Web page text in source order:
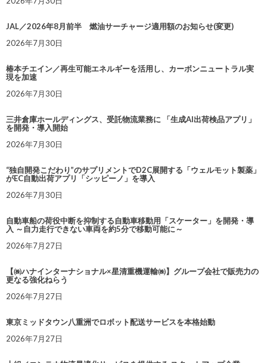
JAL／2026年8月前半 燃油サーチャージ適用額のお知らせ(変更)
2026年7月30日
椿本チエイン／再生可能エネルギーを活用し、カーボンニュートラル実
現を加速
2026年7月30日
三井倉庫ホールディングス、受託物流業務に 「生成AI出荷検品アプリ」
を開発・導入開始
2026年7月30日
“独自開発こだわり”のサプリメントでD2C展開する「ウェルモット製薬」
がEC自動出荷アプリ「シッピーノ」を導入
2026年7月30日
自動車船の荷役中断を抑制する自動車移動用「スケーター」を開発・導
入 ～自力走行できない車両を約5分で移動可能に～
2026年7月27日
【㈱ハナインターナショナル×星清重機運輸㈱】グループ会社で販売力の
更なる強化ねらう
2026年7月27日
東京ミッドタウン八重洲でロボット配送サービスを本格始動
2026年7月27日